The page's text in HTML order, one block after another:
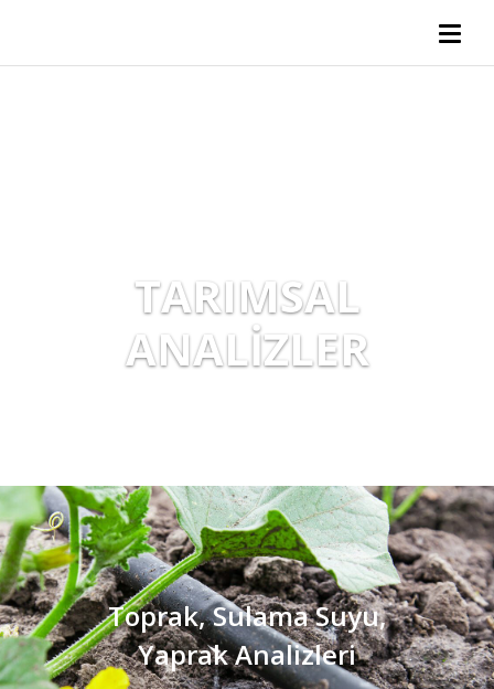
TARIMSAL
ANALİZLER
Toprak, Sulama Suyu,
Yaprak Analizleri